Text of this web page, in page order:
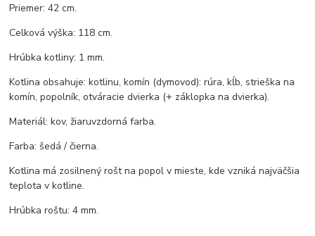
Priemer: 42 cm.
Celková výška: 118 cm.
Hrúbka kotliny: 1 mm.
Kotlina obsahuje: kotlinu, komín (dymovod): rúra, kĺb, strieška na
komín, popolník, otváracie dvierka (+ záklopka na dvierka).
Materiál: kov, žiaruvzdorná farba.
Farba: šedá / čierna.
Kotlina má zosilnený rošt na popol v mieste, kde vzniká najväčšia
teplota v kotline.
Hrúbka roštu: 4 mm.